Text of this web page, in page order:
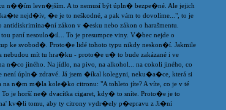
n��ím levn�jším. A to nemusí být úpln� bezpe�né. Ale jejich
nejd�ív, �e je to neškodné, a pak vám to dovolíme...", to je
zákon v �esku nebo zákon o harašmentu.
paní nesoulo�il... To je presumpce viny. V�bec nejde o
ke svobod�. Proto�e lidé tohoto typu nikdy neskon�í. Jakmile
nebudou mít tu hra�ku - proto�e u� to bude zakázané i ve
n�co jiného. Na jídlo, na pivo, na alkohol... na cokoli jiného, co
není úpln� zdravé. Já jsem �íkal kolegyni, neku�a�ce, která si
na n�m m�la kole�ko citronu: "A tohleto jíte? A víte, co je v té
To je horší ne� dvacítka cigaret, kdy� to sníte. Proto�e je to
kv�li tomu, aby ty citrony vydr�ely p�epravu z Ji�ní